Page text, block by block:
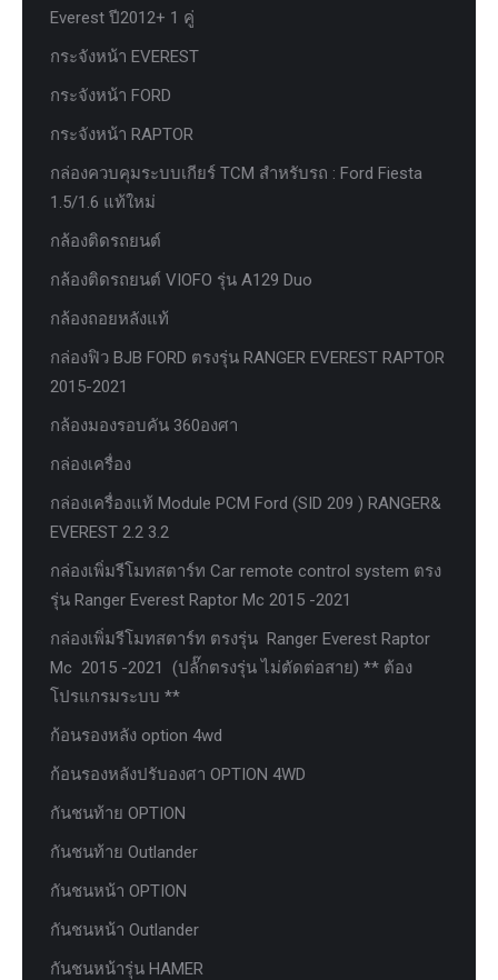
Everest ปี2012+ 1 คู่
กระจังหน้า EVEREST
กระจังหน้า FORD
กระจังหน้า RAPTOR
กล่องควบคุมระบบเกียร์ TCM สำหรับรถ : Ford Fiesta
1.5/1.6 แท้ใหม่
กล้องติดรถยนต์
กล้องติดรถยนต์ VIOFO รุ่น A129 Duo
กล้องถอยหลังแท้
กล่องฟิว BJB FORD ตรงรุ่น RANGER EVEREST RAPTOR
2015-2021
กล้องมองรอบคัน 360องศา
กล่องเครื่อง
กล่องเครื่องแท้ Module PCM Ford (SID 209 ) RANGER&
EVEREST 2.2 3.2
กล่องเพิ่มรีโมทสตาร์ท Car remote control system ตรง
รุ่น Ranger Everest Raptor Mc 2015 -2021
กล่องเพิ่มรีโมทสตาร์ท ตรงรุ่น Ranger Everest Raptor
Mc 2015 -2021 (ปลั๊กตรงรุ่น ไม่ตัดต่อสาย) ** ต้อง
โปรแกรมระบบ **
ก้อนรองหลัง option 4wd
ก้อนรองหลังปรับองศา OPTION 4WD
กันชนท้าย OPTION
กันชนท้าย Outlander
กันชนหน้า OPTION
กันชนหน้า Outlander
กันชนหน้ารุ่น HAMER